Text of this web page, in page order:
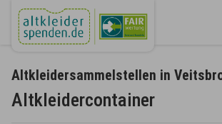
Altkleidersammelstellen in
Altkleidercontainer